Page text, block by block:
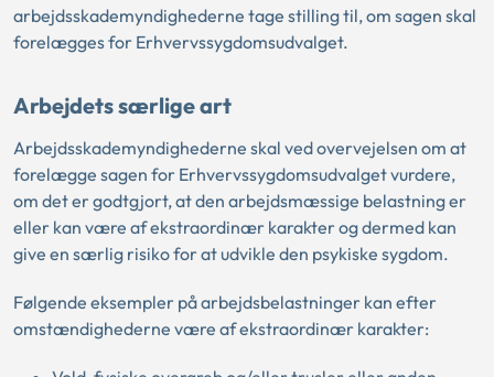
arbejdsskademyndighederne tage stilling til, om sagen skal
forelægges for Erhvervssygdomsudvalget.
Arbejdets særlige art
Arbejdsskademyndighederne skal ved overvejelsen om at
forelægge sagen for Erhvervssygdomsudvalget vurdere,
om det er godtgjort, at den arbejdsmæssige belastning er
eller kan være af ekstraordinær karakter og dermed kan
give en særlig risiko for at udvikle den psykiske sygdom.
Følgende eksempler på arbejdsbelastninger kan efter
omstændighederne være af ekstraordinær karakter: